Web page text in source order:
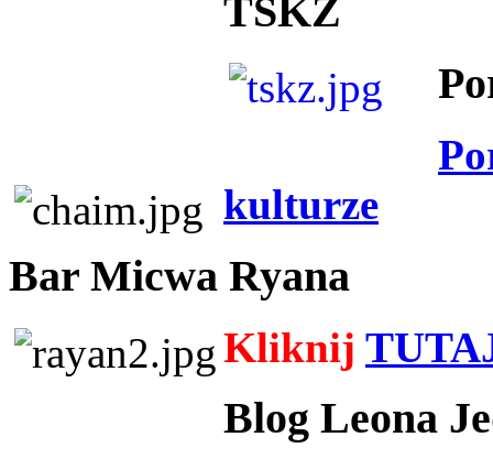
TSKZ
kulturze
Bar Micwa Ryana
Kliknij
Blog Leona